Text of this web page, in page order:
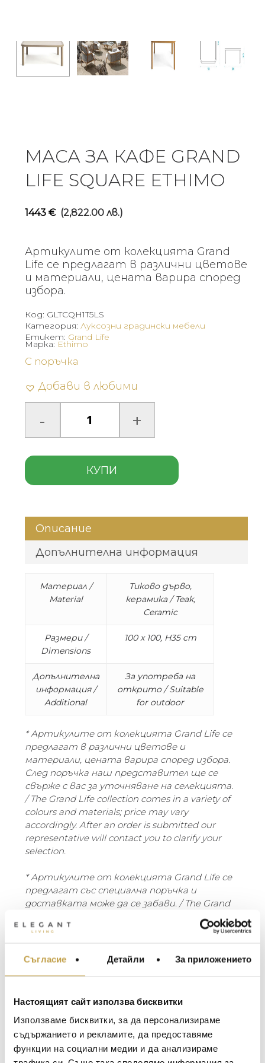
Съгласие Детайли За приложението
Настоящият сайт използва бисквитки
Използваме бисквитки, за да персонализираме
съдържанието и рекламите, да предоставяме
функции на социални медии и да анализираме
МАСА ЗА КАФЕ GRAND
LIFE SQUARE ETHIMO
1443 € (2,822.00 лв.)
Артикулите от колекцията Grand
Life се предлагат в различни цветове
и материали, цената варира според
избора.
Код: GLTCQH1T5LS
Категория: Луксозни градински мебели
Етикет: Grand Life
С поръчка
Добави в любими
КУПИ
Марка: Ethimo
Описание
Допълнителна информация
Материал /
Material
Тиково дърво,
керамика / Teak,
Ceramic
Размери /
Dimensions
100 x 100, H35 cm
Допълнителна
информация /
Additional
За употреба на
открито / Suitable
for outdoor
* Артикулите от колекцията Grand Life се
предлагат в различни цветове и
материали, цената варира според избора.
След поръчка наш представител ще се
свърже с вас за уточняване на селекцията.
/ The Grand Life collection comes in a variety of
colours and materials; price may vary
accordingly. After an order is submitted our
representative will contact you to clarify your
selection.
* Артикулите от колекцията Grand Life се
предлагат със специална поръчка и
доставката може да се забави. / The Grand
Life collection is on special order and delivery is
longer than standard period.
Grand Life е нова колекция, създадена за
възглавници, които приветстват
тялото с усещане за дълбок и
всепоглъщащ комфорт. Синтетичната
тъкан е устойчива на UV лъчи и износване.
Големите размери и меките възглавници,
МЕБЕЛИ ЗА ДОМА И
ЗА МАСАТА
ТЕКСТИЛ ЗА ДОМА
BACCARAT
TOM DIXON